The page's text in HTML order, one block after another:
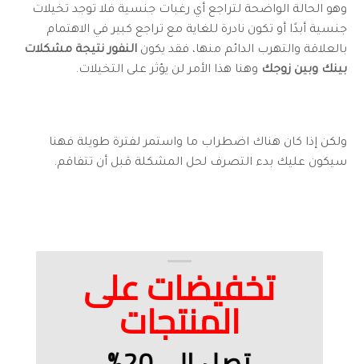
وهو الحالة الواضحة لتراجع أي رغبات جنسية فلا توجد تخيلات
جنسية أبدًا أو تكون نادرة للغاية مع تراجع كبير في الاهتمام
بالعلاقة والتهرب الدائم منها، فقد يكون النفور نتيجة مشكلات
بينك وبين زوجك وهنا هذا الأمر لن يؤثر على التخيلات.
ولكن إذا كان هناك اضطراب ما واستمر لفترة طويلة فهنا
سيكون عليك بدء التصرف لحل المشكلة قبل أن تتفاقم.
تخفيضات على
المنتجات